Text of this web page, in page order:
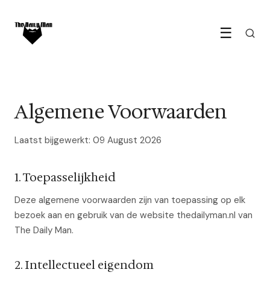
☰
Algemene Voorwaarden
Laatst bijgewerkt: 09 August 2026
1. Toepasselijkheid
Deze algemene voorwaarden zijn van toepassing op elk
bezoek aan en gebruik van de website thedailyman.nl van
The Daily Man.
2. Intellectueel eigendom